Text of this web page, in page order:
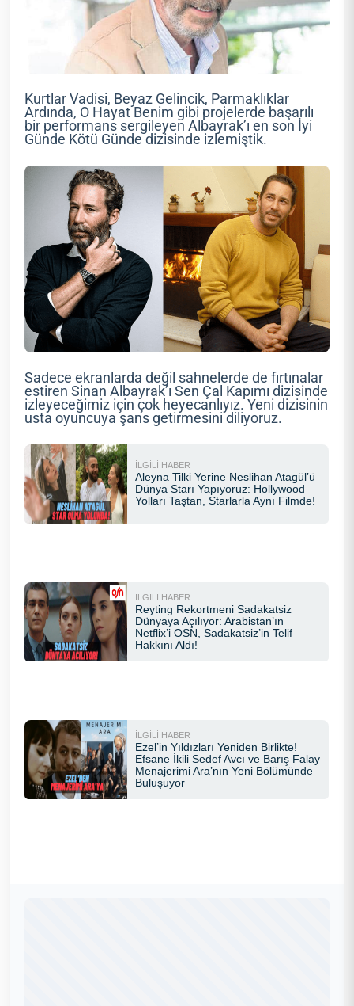
Kurtlar Vadisi, Beyaz Gelincik, Parmaklıklar
Ardında, O Hayat Benim gibi projelerde başarılı
bir performans sergileyen Albayrak’ı en son İyi
Günde Kötü Günde dizisinde izlemiştik.
Sadece ekranlarda değil sahnelerde de fırtınalar
estiren Sinan Albayrak’ı Sen Çal Kapımı dizisinde
izleyeceğimiz için çok heyecanlıyız. Yeni dizisinin
usta oyuncuya şans getirmesini diliyoruz.